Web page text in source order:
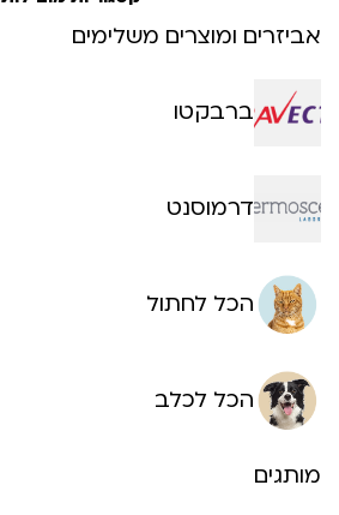
אביזרים ומוצרים משלימים
ברבקטו
דרמוסנט
הכל לחתול
הכל לכלב
מותגים